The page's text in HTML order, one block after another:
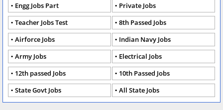
Engg Jobs Part
Private Jobs
Teacher Jobs Test
8th Passed Jobs
Airforce Jobs
Indian Navy Jobs
Army Jobs
Electrical Jobs
12th passed Jobs
10th Passed Jobs
State Govt Jobs
All State Jobs